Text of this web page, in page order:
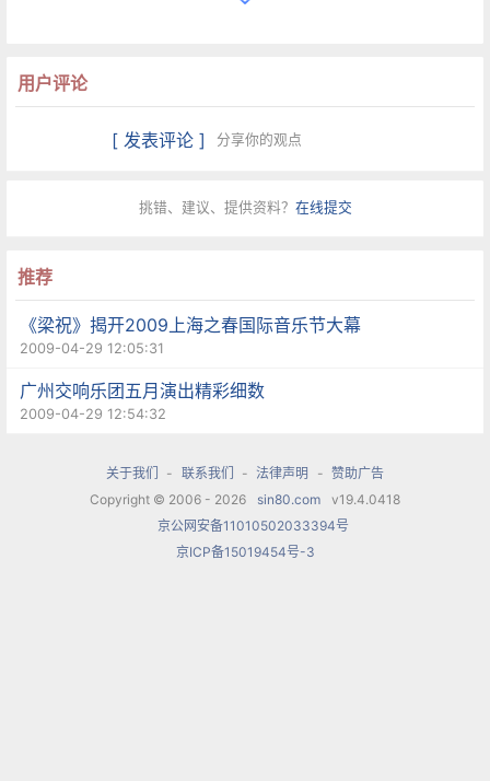
用户评论
[ 发表评论 ] 分享你的观点
挑错、建议、提供资料？ 在线提交
推荐
《梁祝》揭开2009上海之春国际音乐节大幕
2009-04-29 12:05:31
广州交响乐团五月演出精彩细数
2009-04-29 12:54:32
关于我们 - 联系我们 - 法律声明 - 赞助广告
Copyright © 2006 - 2026
sin80.com
v19.4.0418
京公网安备11010502033394号
京ICP备15019454号-3